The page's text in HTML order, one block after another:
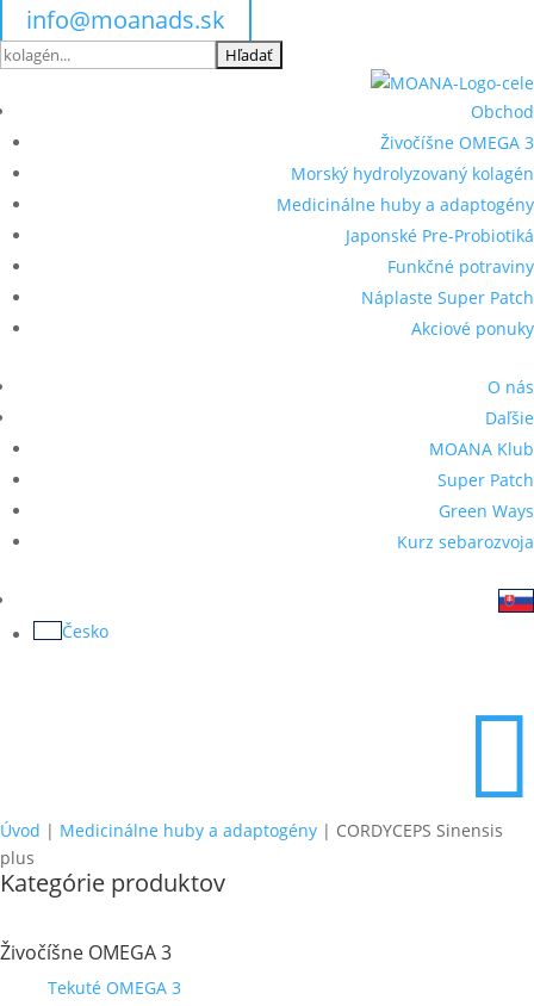
info@moanads.sk
Hľadať:
Obchod
Živočíšne OMEGA 3
Morský hydrolyzovaný kolagén
Medicinálne huby a adaptogény
Japonské Pre-Probiotiká
Funkčné potraviny
Náplaste Super Patch
Akciové ponuky
O nás
Daľšie
MOANA Klub
Super Patch
Green Ways
Kurz sebarozvoja
Česko

Úvod | Medicinálne huby a adaptogény | CORDYCEPS Sinensis
plus
Kategórie produktov
Živočíšne OMEGA 3
Tekuté OMEGA 3